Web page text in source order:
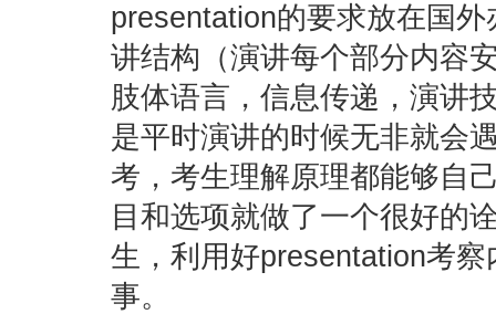
presentation的要求放在国
讲结构（演讲每个部分内容
肢体语言，信息传递，演讲
是平时演讲的时候无非就会
考，考生理解原理都能够自
目和选项就做了一个很好的
生，利用好presentation考
事。